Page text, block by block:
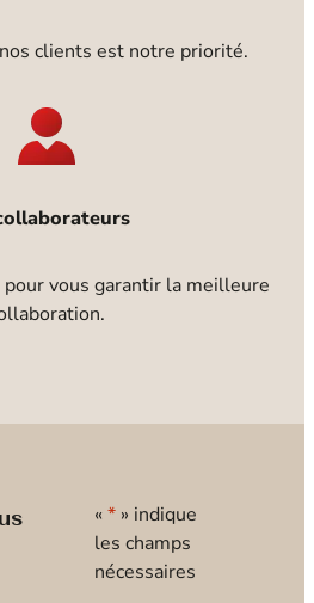
clients est notre priorité.
vous garantir la meilleure
« * » indique
les champs
nécessaires